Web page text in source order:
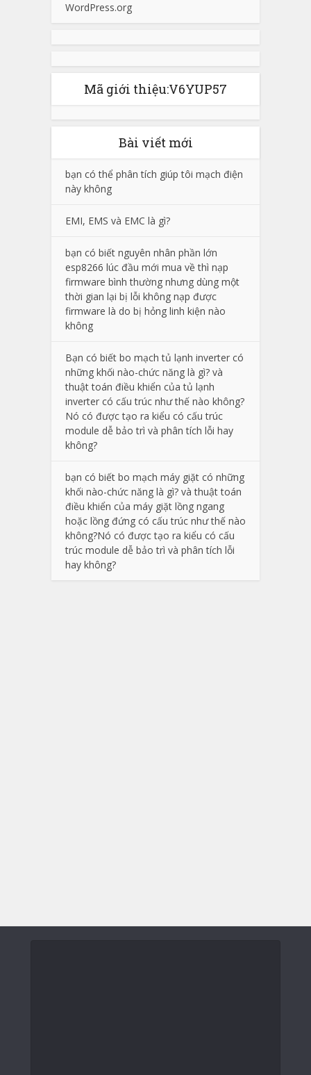
WordPress.org
Mã giới thiệu:V6YUP57
Bài viết mới
bạn có thể phân tích giúp tôi mạch điện
này không
EMI, EMS và EMC là gì?
bạn có biết nguyên nhân phần lớn
esp8266 lúc đầu mới mua về thì nạp
firmware bình thường nhưng dùng một
thời gian lại bị lỗi không nạp được
firmware là do bị hỏng linh kiện nào
không
Bạn có biết bo mạch tủ lạnh inverter có
những khối nào-chức năng là gì? và
thuật toán điều khiển của tủ lạnh
inverter có cấu trúc như thế nào không?
Nó có được tạo ra kiểu có cấu trúc
module dễ bảo trì và phân tích lỗi hay
không?
bạn có biết bo mạch máy giặt có những
khối nào-chức năng là gì? và thuật toán
điều khiển của máy giặt lồng ngang
hoặc lồng đứng có cấu trúc như thế nào
không?Nó có được tạo ra kiểu có cấu
trúc module dễ bảo trì và phân tích lỗi
hay không?